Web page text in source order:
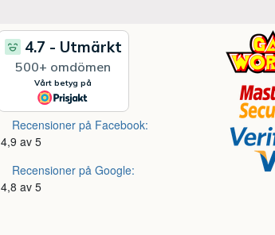
Recensioner på Facebook:
4,9 av 5
Recensioner på Google:
4,8 av 5